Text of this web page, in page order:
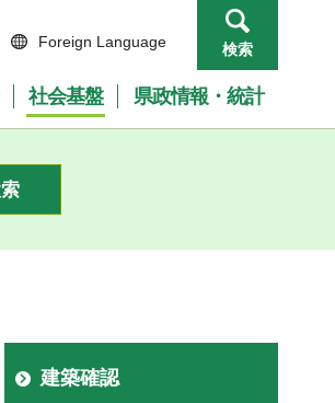
Foreign Language 検索
社会基盤 県政情報・統計
建築確認